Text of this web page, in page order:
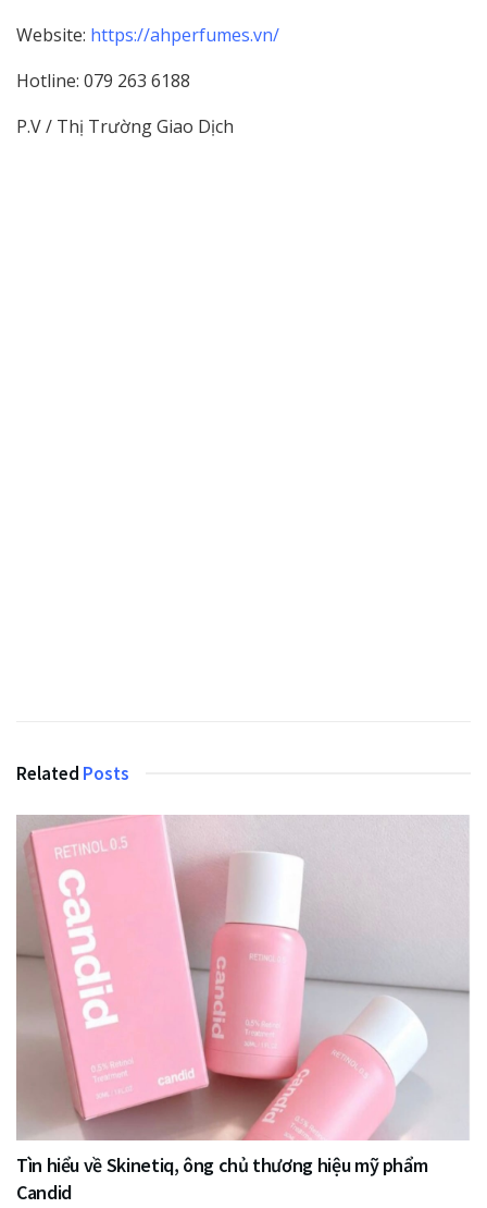
Website: https://ahperfumes.vn/
Hotline: 079 263 6188
P.V / Thị Trường Giao Dịch
Related Posts
Tìn hiểu về Skinetiq, ông chủ thương hiệu mỹ phẩm
Candid